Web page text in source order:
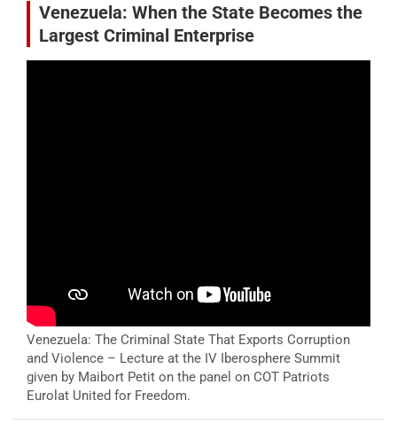
Venezuela: When the State Becomes the
Largest Criminal Enterprise
Venezuela: The Criminal State That Exports Corruption
and Violence – Lecture at the IV Iberosphere Summit
given by Maibort Petit on the panel on COT Patriots
Eurolat United for Freedom.